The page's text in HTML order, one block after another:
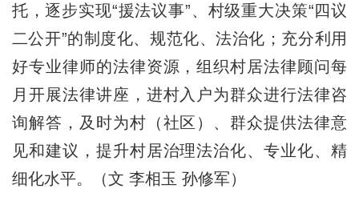
托，逐步实现“援法议事”、村级重大决策“四议
二公开”的制度化、规范化、法治化；充分利用
好专业律师的法律资源，组织村居法律顾问每
月开展法律讲座，进村入户为群众进行法律咨
询解答，及时为村（社区）、群众提供法律意
见和建议，提升村居治理法治化、专业化、精
细化水平。（文 李相玉 孙修军）